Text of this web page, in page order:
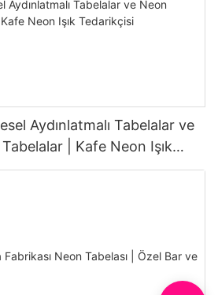
Aydınlatmalı Tabelalar ve
| Kafe Neon Işık